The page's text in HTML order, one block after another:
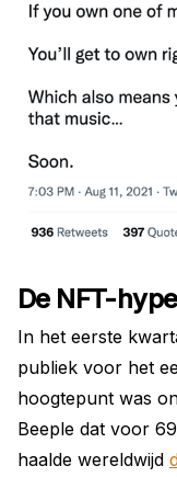
De NFT-
In het eerste
publiek voor het
hoogtepunt was
Beeple dat voor
haalde wereldwijd